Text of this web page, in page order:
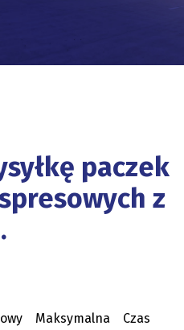
paczek
z
Maksymalna
Czas